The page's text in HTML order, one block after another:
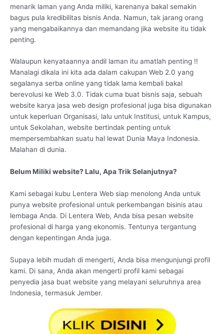
menarik laman yang Anda miliki, karenanya bakal semakin
bagus pula kredibilitas bisnis Anda. Namun, tak jarang orang
yang mengabaikannya dan memandang jika website itu tidak
penting.
Walaupun kenyataannya andil laman itu amatlah penting !!
Manalagi dikala ini kita ada dalam cakupan Web 2.0 yang
segalanya serba online yang tidak lama kembali bakal
berevolusi ke Web 3.0. Tidak cuma buat bisnis saja, sebuah
website karya jasa web design profesional juga bisa digunakan
untuk keperluan Organisasi, lalu untuk Institusi, untuk Kampus,
untuk Sekolahan, website bertindak penting untuk
mempersembahkan suatu hal lewat Dunia Maya Indonesia.
Malahan di dunia.
Belum Miliki website? Lalu, Apa Trik Selanjutnya?
Kami sebagai kubu Lentera Web siap menolong Anda untuk
punya website profesional untuk perkembangan bisinis atau
lembaga Anda. Di Lentera Web, Anda bisa pesan website
profesional di harga yang ekonomis. Tentunya tergantung
dengan kepentingan Anda juga.
Supaya lebih mudah di mengerti, Anda bisa mengunjungi profil
kami. Di sana, Anda akan mengerti profil kami sebagai
penyedia jasa buat website yang melayani seluruhnya area
Indonesia, termasuk Jember.